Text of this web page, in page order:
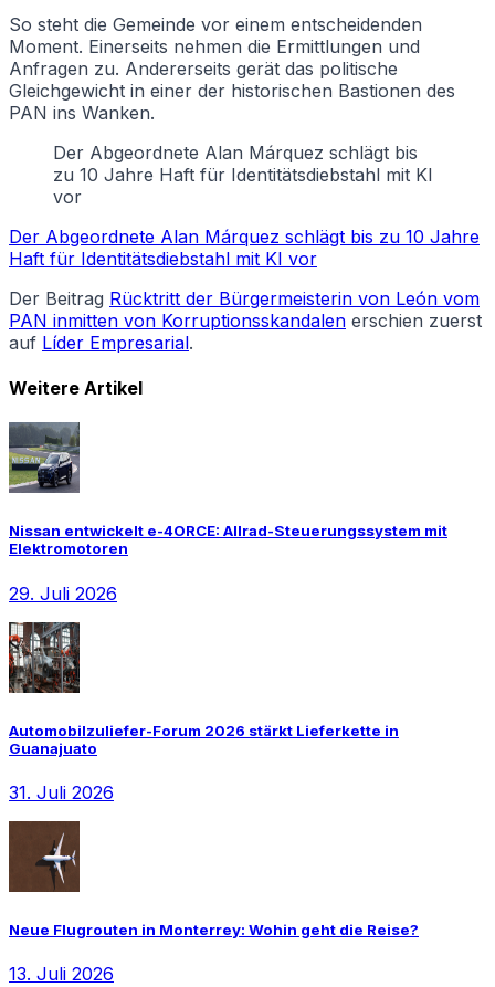
So steht die Gemeinde vor einem entscheidenden
Moment. Einerseits nehmen die Ermittlungen und
Anfragen zu. Andererseits gerät das politische
Gleichgewicht in einer der historischen Bastionen des
PAN ins Wanken.
Der Abgeordnete Alan Márquez schlägt bis
zu 10 Jahre Haft für Identitätsdiebstahl mit KI
vor
Der Abgeordnete Alan Márquez schlägt bis zu 10 Jahre
Haft für Identitätsdiebstahl mit KI vor
Der Beitrag Rücktritt der Bürgermeisterin von León vom
PAN inmitten von Korruptionsskandalen erschien zuerst
auf Líder Empresarial.
Weitere Artikel
Nissan entwickelt e-4ORCE: Allrad-Steuerungssystem mit
Elektromotoren
29. Juli 2026
Automobilzuliefer-Forum 2026 stärkt Lieferkette in
Guanajuato
31. Juli 2026
Neue Flugrouten in Monterrey: Wohin geht die Reise?
13. Juli 2026